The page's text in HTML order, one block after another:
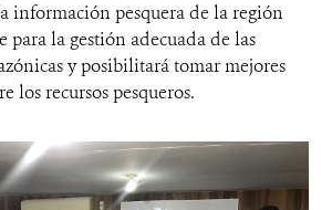
información pesquera de la región
para la gestión adecuada de las
y posibilitará tomar mejores
los recursos pesqueros.